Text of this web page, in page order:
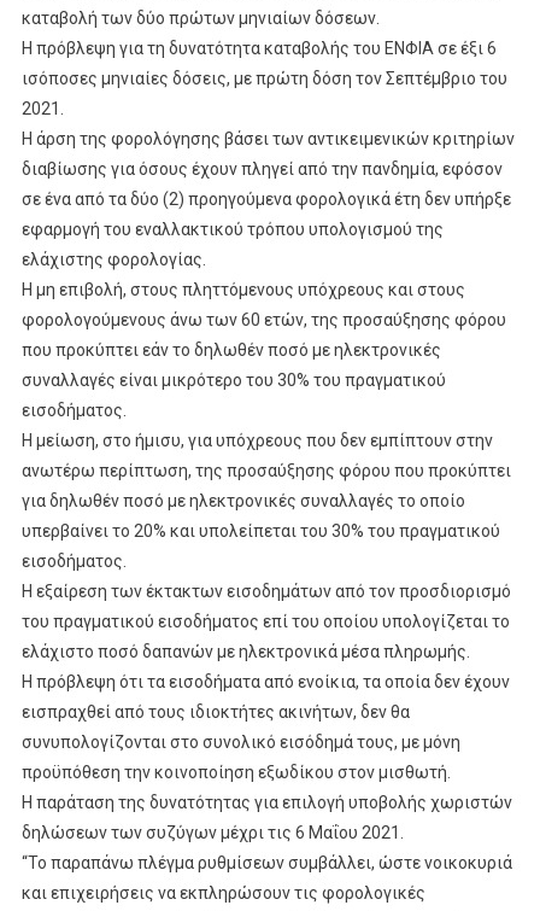
καταβολή των δύο πρώτων μηνιαίων δόσεων.
Η πρόβλεψη για τη δυνατότητα καταβολής του ΕΝΦΙΑ σε έξι 6
ισόποσες μηνιαίες δόσεις, με πρώτη δόση τον Σεπτέμβριο του
2021.
Η άρση της φορολόγησης βάσει των αντικειμενικών κριτηρίων
διαβίωσης για όσους έχουν πληγεί από την πανδημία, εφόσον
σε ένα από τα δύο (2) προηγούμενα φορολογικά έτη δεν υπήρξε
εφαρμογή του εναλλακτικού τρόπου υπολογισμού της
ελάχιστης φορολογίας.
Η μη επιβολή, στους πληττόμενους υπόχρεους και στους
φορολογούμενους άνω των 60 ετών, της προσαύξησης φόρου
που προκύπτει εάν το δηλωθέν ποσό με ηλεκτρονικές
συναλλαγές είναι μικρότερο του 30% του πραγματικού
εισοδήματος.
Η μείωση, στο ήμισυ, για υπόχρεους που δεν εμπίπτουν στην
ανωτέρω περίπτωση, της προσαύξησης φόρου που προκύπτει
για δηλωθέν ποσό με ηλεκτρονικές συναλλαγές το οποίο
υπερβαίνει το 20% και υπολείπεται του 30% του πραγματικού
εισοδήματος.
Η εξαίρεση των έκτακτων εισοδημάτων από τον προσδιορισμό
του πραγματικού εισοδήματος επί του οποίου υπολογίζεται το
ελάχιστο ποσό δαπανών με ηλεκτρονικά μέσα πληρωμής.
Η πρόβλεψη ότι τα εισοδήματα από ενοίκια, τα οποία δεν έχουν
εισπραχθεί από τους ιδιοκτήτες ακινήτων, δεν θα
συνυπολογίζονται στο συνολικό εισόδημά τους, με μόνη
προϋπόθεση την κοινοποίηση εξωδίκου στον μισθωτή.
Η παράταση της δυνατότητας για επιλογή υποβολής χωριστών
δηλώσεων των συζύγων μέχρι τις 6 Μαΐου 2021.
“Το παραπάνω πλέγμα ρυθμίσεων συμβάλλει, ώστε νοικοκυριά
και επιχειρήσεις να εκπληρώσουν τις φορολογικές